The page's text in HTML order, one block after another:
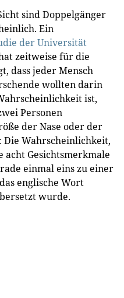
sind Doppelgänger
Ein
der Universität
zeitweise für die
dass jeder Mensch
wollten darin
ist,
Personen
der Nase oder der
Die Wahrscheinlichkeit,
acht Gesichtsmerkmale
einmal eins zu einer
englische Wort
wurde.